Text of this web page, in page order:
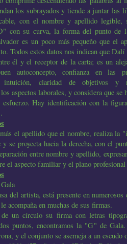
los subrayados y tiende a juntar las
con el nombre y apellido legible,
con su curva, la forma del punto
es un poco más pequeño que el
Todos estos datos nos indican que
él y el receptor de la carta; es un
autoconcepto, confianza en las
intuición, claridad de objetivos y
aspectos laborales, y considera que se
Hay identificación con la
el apellido que el nombre, realiza la
y se proyecta hacia la derecha, con el
entre nombre y apellido,
el aspecto familiar y el plano
del artista, está presente en
acompaña en muchas de sus firmas.
un círculo su firma con letras
puntos, encontramos la "G" de
y el conjunto se asemeja a un escudo